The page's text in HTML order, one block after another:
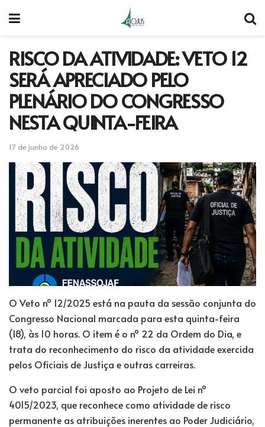
RISCO DA ATIVIDADE: VETO 12
SERÁ APRECIADO PELO
PLENÁRIO DO CONGRESSO
NESTA QUINTA-FEIRA
17 de junho de 2026
O Veto nº 12/2025 está na pauta da sessão conjunta do
Congresso Nacional marcada para esta quinta-feira
(18), às 10 horas. O item é o nº 22 da Ordem do Dia, e
trata do reconhecimento do risco da atividade exercida
pelos Oficiais de Justiça e outras carreiras.
O veto parcial foi aposto ao Projeto de Lei nº
4015/2023, que reconhece como atividade de risco
permanente as atribuições inerentes ao Poder Judiciário,